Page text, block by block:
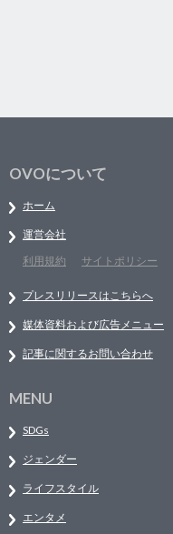
OVOについて
ホーム
運営会社
利用規約
サイトポリシー
プレスリリースはこちらへ
媒体資料および広告メニュー
記事に関するお問い合わせ
MENU
SDGs
ジェンダー
ライフスタイル
エンタメ